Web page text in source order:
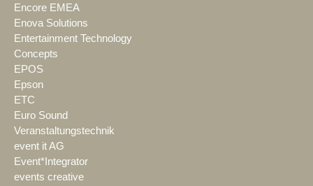
Encore EMEA
Enova Solutions
Entertainment Technology
Concepts
EPOS
Epson
ETC
Euro Sound
Veranstaltungstechnik
event it AG
Event*Integrator
events creative